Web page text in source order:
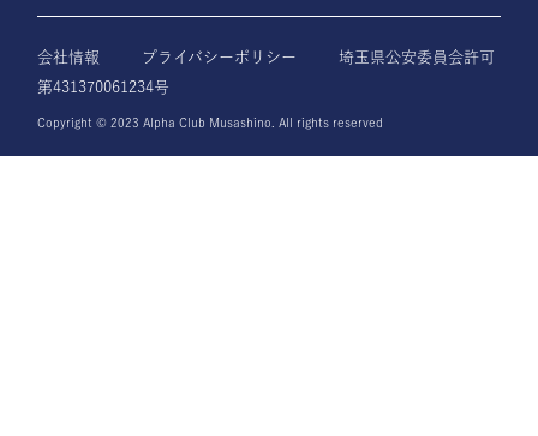
会社情報 プライバシーポリシー
埼玉県公安委員会許可
第431370061234号
Copyright © 2023 Alpha Club Musashino. All rights reserved